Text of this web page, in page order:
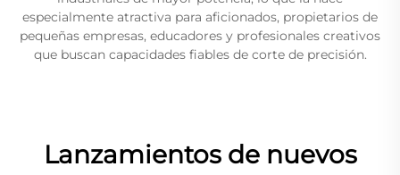
especialmente atractiva para aficionados, propietarios de
pequeñas empresas, educadores y profesionales creativos
que buscan capacidades fiables de corte de precisión.
Lanzamientos de nuevos